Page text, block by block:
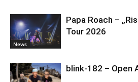
News
Papa Roach –
Tour 2026
blink-182 – Open